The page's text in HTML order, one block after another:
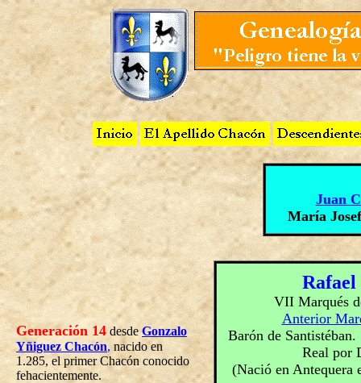
Juan
María
Generación 14 desdeGonzalo
Yñiguez Chacón,nacido en
1.285, el primer Chacón conocido
fehacientemente.
VII Marqués
Anterior
Barón de
Real por
(Nació en Antequera